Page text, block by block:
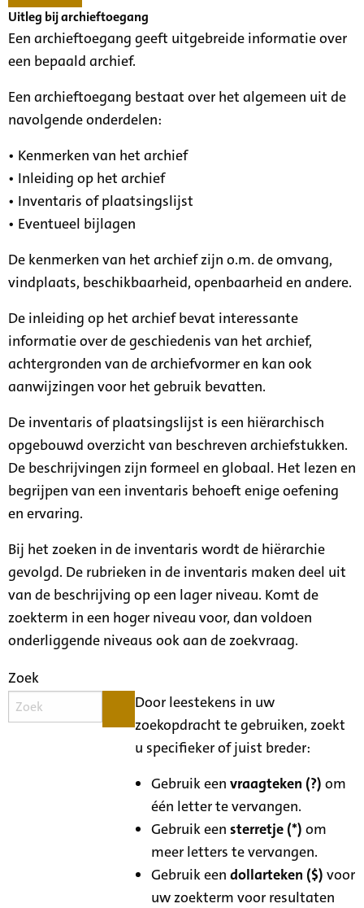
Uitleg bij archieftoegang
Een archieftoegang geeft uitgebreide informatie over
een bepaald archief.
Een archieftoegang bestaat over het algemeen uit de
navolgende onderdelen:
• Kenmerken van het archief
• Inleiding op het archief
• Inventaris of plaatsingslijst
• Eventueel bijlagen
De kenmerken van het archief zijn o.m. de omvang,
vindplaats, beschikbaarheid, openbaarheid en andere.
De inleiding op het archief bevat interessante
informatie over de geschiedenis van het archief,
achtergronden van de archiefvormer en kan ook
aanwijzingen voor het gebruik bevatten.
De inventaris of plaatsingslijst is een hiërarchisch
opgebouwd overzicht van beschreven archiefstukken.
De beschrijvingen zijn formeel en globaal. Het lezen en
begrijpen van een inventaris behoeft enige oefening
en ervaring.
Bij het zoeken in de inventaris wordt de hiërarchie
gevolgd. De rubrieken in de inventaris maken deel uit
van de beschrijving op een lager niveau. Komt de
zoekterm in een hoger niveau voor, dan voldoen
onderliggende niveaus ook aan de zoekvraag.
Zoek
Door leestekens in uw
zoekopdracht te gebruiken, zoekt
u specifieker of juist breder:
Gebruik eenvraagteken (?) om
één letter te vervangen.
Gebruik eensterretje (*) om
meer letters te vervangen.
Gebruik eendollarteken ($) voor
uw zoekterm voor resultaten